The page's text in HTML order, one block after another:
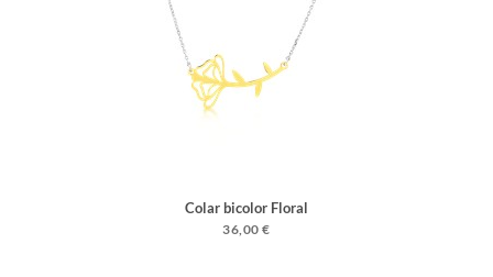
Colar bicolor Floral
36,00 €